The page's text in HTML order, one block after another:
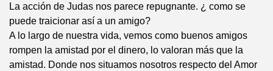
La acción de Judas nos parece repugnante. ¿ como se
puede traicionar así a un amigo?
A lo largo de nuestra vida, vemos como buenos amigos
rompen la amistad por el dinero, lo valoran más que la
amistad. Donde nos situamos nosotros respecto del Amor